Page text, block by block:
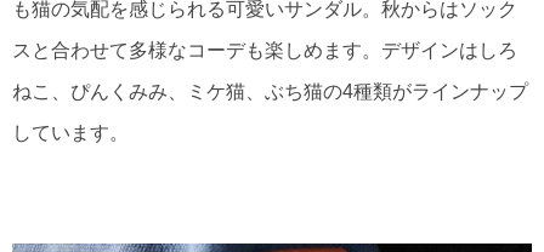
も猫の気配を感じられる可愛いサンダル。秋からはソック
スと合わせて多様なコーデも楽しめます。デザインはしろ
ねこ、ぴんくみみ、ミケ猫、ぶち猫の4種類がラインナップ
しています。